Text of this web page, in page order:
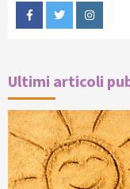
FacebookTwitter
Ultimi articoli